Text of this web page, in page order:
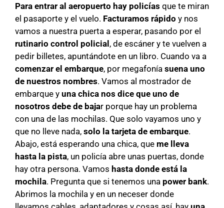
Para entrar al aeropuerto hay policías que te miran
el pasaporte y el vuelo. Facturamos rápido y nos
vamos a nuestra puerta a esperar, pasando por el
rutinario control policial , de escáner y te vuelven a
pedir billetes, apuntándote en un libro. Cuando va a
comenzar el embarque, por megafonía suena uno
de nuestros nombres. Vamos al mostrador de
embarque y una chica nos dice que uno de
nosotros debe de bajar porque hay un problema
con una de las mochilas. Que solo vayamos uno y
que no lleve nada, solo la tarjeta de embarque.
Abajo, está esperando una chica, que me lleva
hasta la pista, un policía abre unas puertas, donde
hay otra persona. Vamos hasta donde está la
mochila. Pregunta que si tenemos una power bank.
Abrimos la mochila y en un neceser donde